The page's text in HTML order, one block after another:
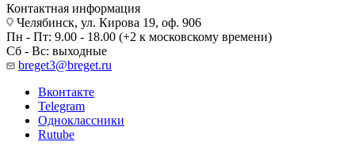
Контактная информация
Челябинск, ул. Кирова 19, оф. 906
Пн - Пт: 9.00 - 18.00 (+2 к московскому времени)
Сб - Вс: выходные
breget3@breget.ru
Вконтакте
Telegram
Одноклассники
Rutube